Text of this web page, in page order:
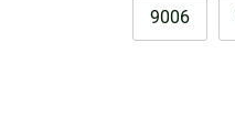
9006